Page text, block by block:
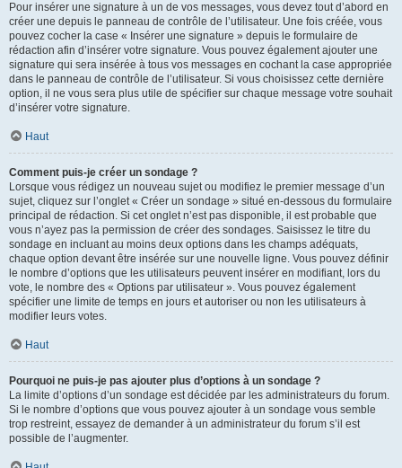
Pour insérer une signature à un de vos messages, vous devez tout d’abord en
créer une depuis le panneau de contrôle de l’utilisateur. Une fois créée, vous
pouvez cocher la case « Insérer une signature » depuis le formulaire de
rédaction afin d’insérer votre signature. Vous pouvez également ajouter une
signature qui sera insérée à tous vos messages en cochant la case appropriée
dans le panneau de contrôle de l’utilisateur. Si vous choisissez cette dernière
option, il ne vous sera plus utile de spécifier sur chaque message votre souhait
d’insérer votre signature.
Haut
Comment puis-je créer un sondage ?
Lorsque vous rédigez un nouveau sujet ou modifiez le premier message d’un
sujet, cliquez sur l’onglet « Créer un sondage » situé en-dessous du formulaire
principal de rédaction. Si cet onglet n’est pas disponible, il est probable que
vous n’ayez pas la permission de créer des sondages. Saisissez le titre du
sondage en incluant au moins deux options dans les champs adéquats,
chaque option devant être insérée sur une nouvelle ligne. Vous pouvez définir
le nombre d’options que les utilisateurs peuvent insérer en modifiant, lors du
vote, le nombre des « Options par utilisateur ». Vous pouvez également
spécifier une limite de temps en jours et autoriser ou non les utilisateurs à
modifier leurs votes.
Haut
Pourquoi ne puis-je pas ajouter plus d’options à un sondage ?
La limite d’options d’un sondage est décidée par les administrateurs du forum.
Si le nombre d’options que vous pouvez ajouter à un sondage vous semble
trop restreint, essayez de demander à un administrateur du forum s’il est
possible de l’augmenter.